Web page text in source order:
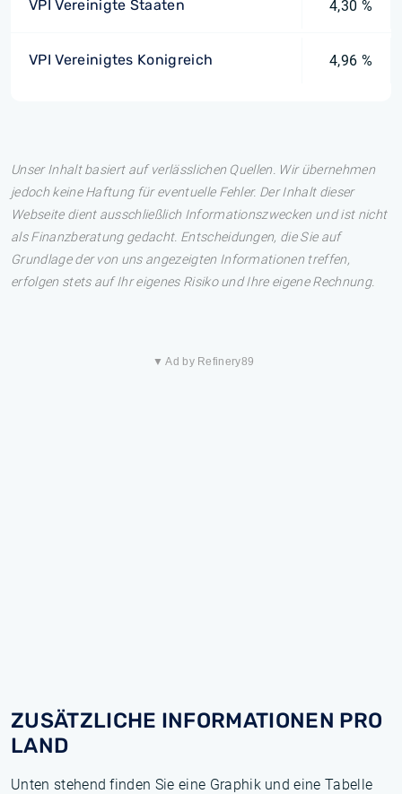
VPI Vereinigte Staaten 4,30 %
VPI Vereinigtes Konigreich 4,96 %
Unser Inhalt basiert auf verlässlichen Quellen. Wir übernehmen
jedoch keine Haftung für eventuelle Fehler. Der Inhalt dieser
Webseite dient ausschließlich Informationszwecken und ist nicht
als Finanzberatung gedacht. Entscheidungen, die Sie auf
Grundlage der von uns angezeigten Informationen treffen,
erfolgen stets auf Ihr eigenes Risiko und Ihre eigene Rechnung.
▼ Ad by Refinery89
ZUSÄTZLICHE INFORMATIONEN PRO
LAND
Unten stehend finden Sie eine Graphik und eine Tabelle